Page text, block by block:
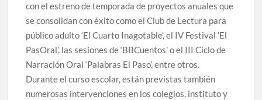
con el estreno de temporada de proyectos anuales que
se consolidan con éxito como el Club de Lectura para
público adulto ‘El Cuarto Inagotable’, el IV Festival ‘El
PasOral’, las sesiones de ‘BBCuentos’ o el III Ciclo de
Narración Oral ‘Palabras El Paso’, entre otros.
Durante el curso escolar, están previstas también
numerosas intervenciones en los colegios, instituto y